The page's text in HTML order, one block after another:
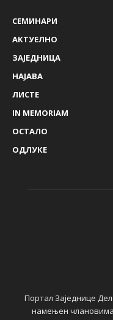
СЕМИНАРИ
AКТУЕЛНО
ЗАЈЕДНИЦА
НАЈАВА
ЛИСТЕ
IN MEMORIAM
ОСТАЛО
ОДЛУКЕ
Портал Заједнице
намењен